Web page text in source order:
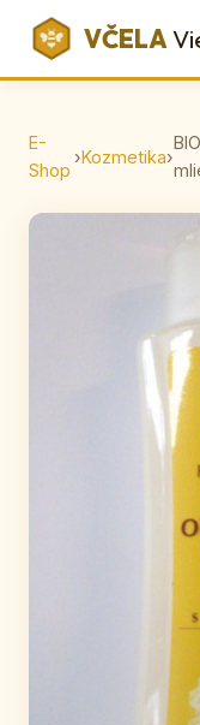
VČELA
E-
Shop
›Kozmetika›